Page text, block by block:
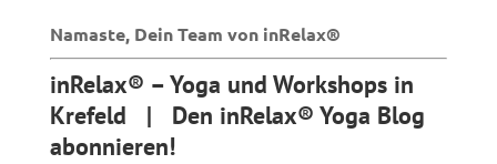
Namaste, Dein Team von inRelax®
inRelax® – Yoga und Workshops in
Krefeld | Den inRelax® Yoga Blog
abonnieren!